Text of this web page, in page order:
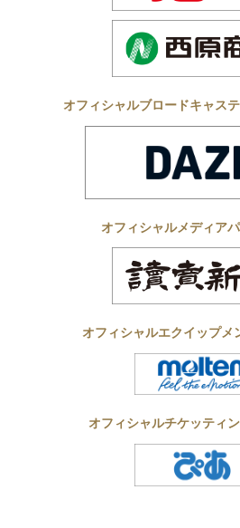
オフィシャルブロードキャス
オフィシャルメディア
オフィシャルエクイップメ
オフィシャルチケッティ